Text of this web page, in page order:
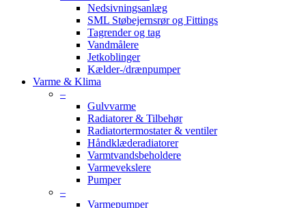
Nedsivningsanlæg
SML Støbejernsrør og Fittings
Tagrender og tag
Vandmålere
Jetkoblinger
Kælder-/drænpumper
Varme & Klima
–
Gulvvarme
Radiatorer & Tilbehør
Radiatortermostater & ventiler
Håndklæderadiatorer
Varmtvandsbeholdere
Varmevekslere
Pumper
–
Varmepumper